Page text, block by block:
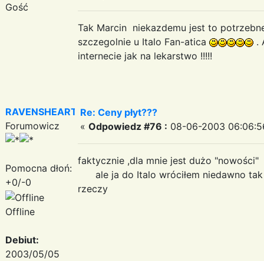
Gość
Tak Marcin niekazdemu jest to
szczegolnie u Italo Fan-atica
.
internecie jak na lekarstwo !!!!!
RAVENSHEART
Forumowicz
Pomocna dłoń:
+0/-0
Offline
Debiut:
2003/05/05
Re: Ceny płyt???
« Odpowiedz #76 : 08-06-2003
faktycznie ,dla mnie jest dużo
ale ja do Italo wróciłem niedawno
rzeczy